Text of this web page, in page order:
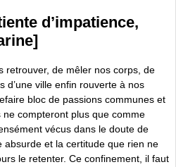
d’impatience,
de mêler nos corps, de
d’une ville enfin rouverte à nos
bloc de passions communes et
compteront plus que comme
vécus dans le doute de
absurde et la certitude que rien ne
le retenter. Ce confinement, il faut